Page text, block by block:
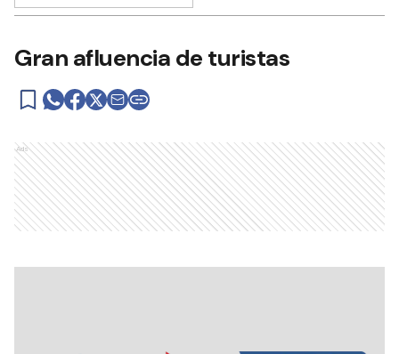
Gran afluencia de turistas
Ads